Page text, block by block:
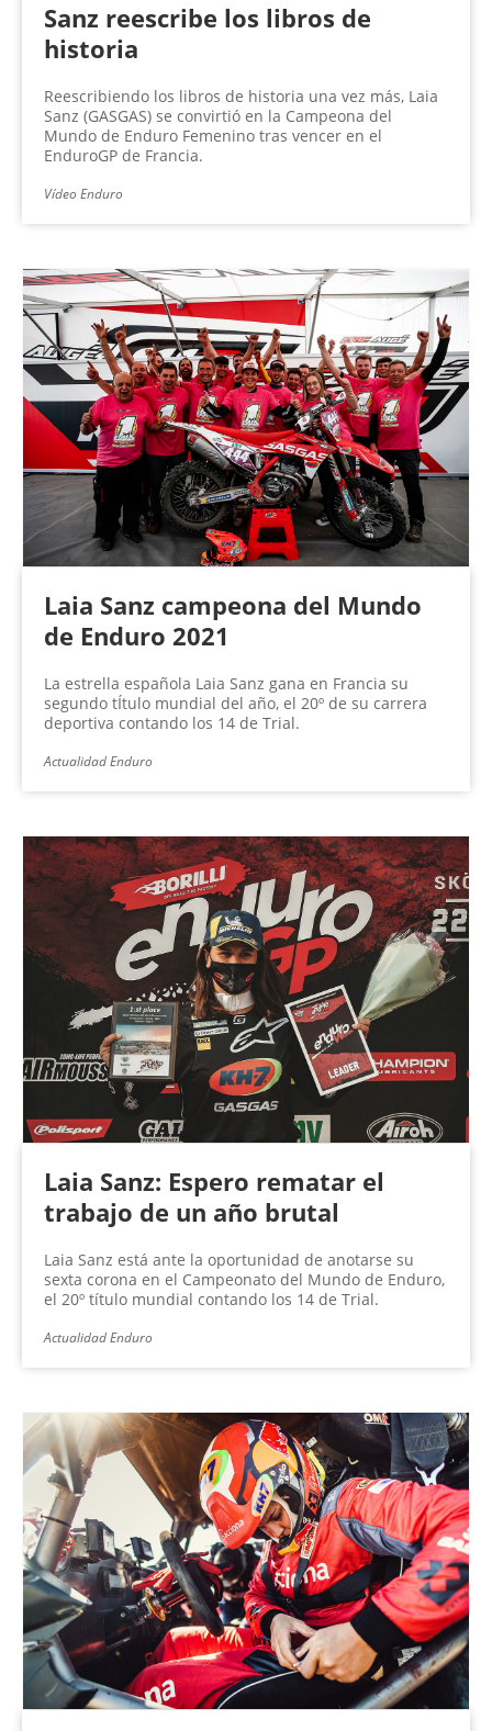
Sanz reescribe los libros de
historia
Reescribiendo los libros de historia una vez más, Laia
Sanz (GASGAS) se convirtió en la Campeona del
Mundo de Enduro Femenino tras vencer en el
EnduroGP de Francia.
Vídeo Enduro
Laia Sanz campeona del Mundo
de Enduro 2021
La estrella española Laia Sanz gana en Francia su
segundo tÍtulo mundial del año, el 20º de su carrera
deportiva contando los 14 de Trial.
Actualidad Enduro
Laia Sanz: Espero rematar el
trabajo de un año brutal
Laia Sanz está ante la oportunidad de anotarse su
sexta corona en el Campeonato del Mundo de Enduro,
el 20º título mundial contando los 14 de Trial.
Actualidad Enduro